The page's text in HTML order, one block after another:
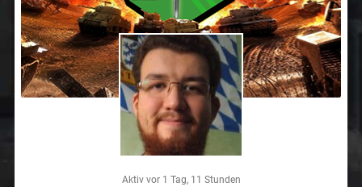
Aktiv vor 1 Tag, 11 Stunden